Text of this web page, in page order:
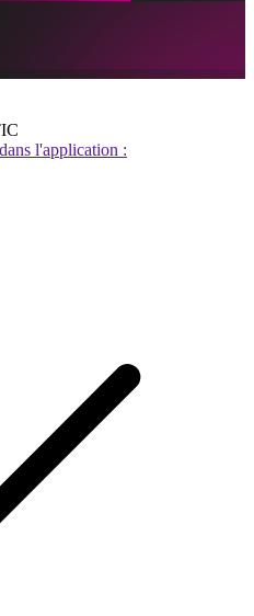
l'application :